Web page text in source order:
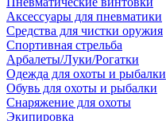
Аксессуары для пневматики
Средства для чистки оружия
Спортивная стрельба
Арбалеты/Луки/Рогатки
Одежда для охоты и рыбалки
Обувь для охоты и рыбалки
Снаряжение для охоты
Экипировка